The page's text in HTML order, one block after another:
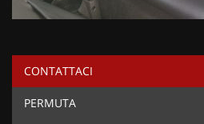
CONTATTACI
PERMUTA